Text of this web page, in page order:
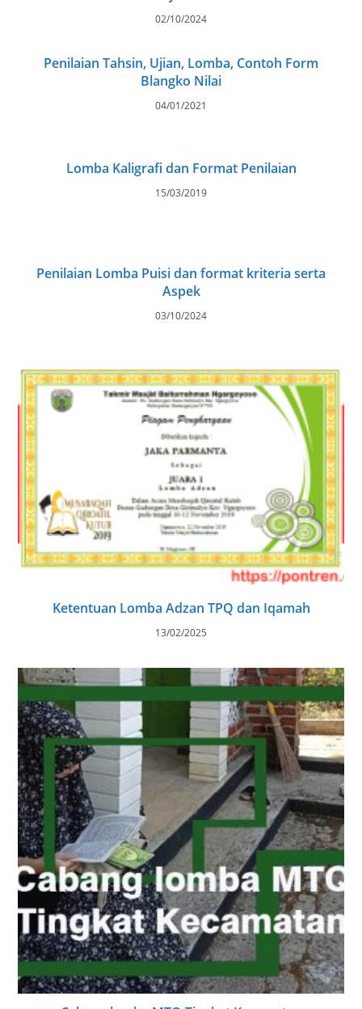
02/10/2024
Penilaian Tahsin, Ujian, Lomba, Contoh Form
Blangko Nilai
04/01/2021
Lomba Kaligrafi dan Format Penilaian
15/03/2019
Penilaian Lomba Puisi dan format kriteria serta
Aspek
03/10/2024
Ketentuan Lomba Adzan TPQ dan Iqamah
13/02/2025